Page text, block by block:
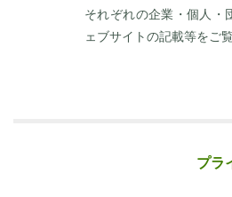
それぞれの企業・個人・
ェブサイトの記載等をご
プラ